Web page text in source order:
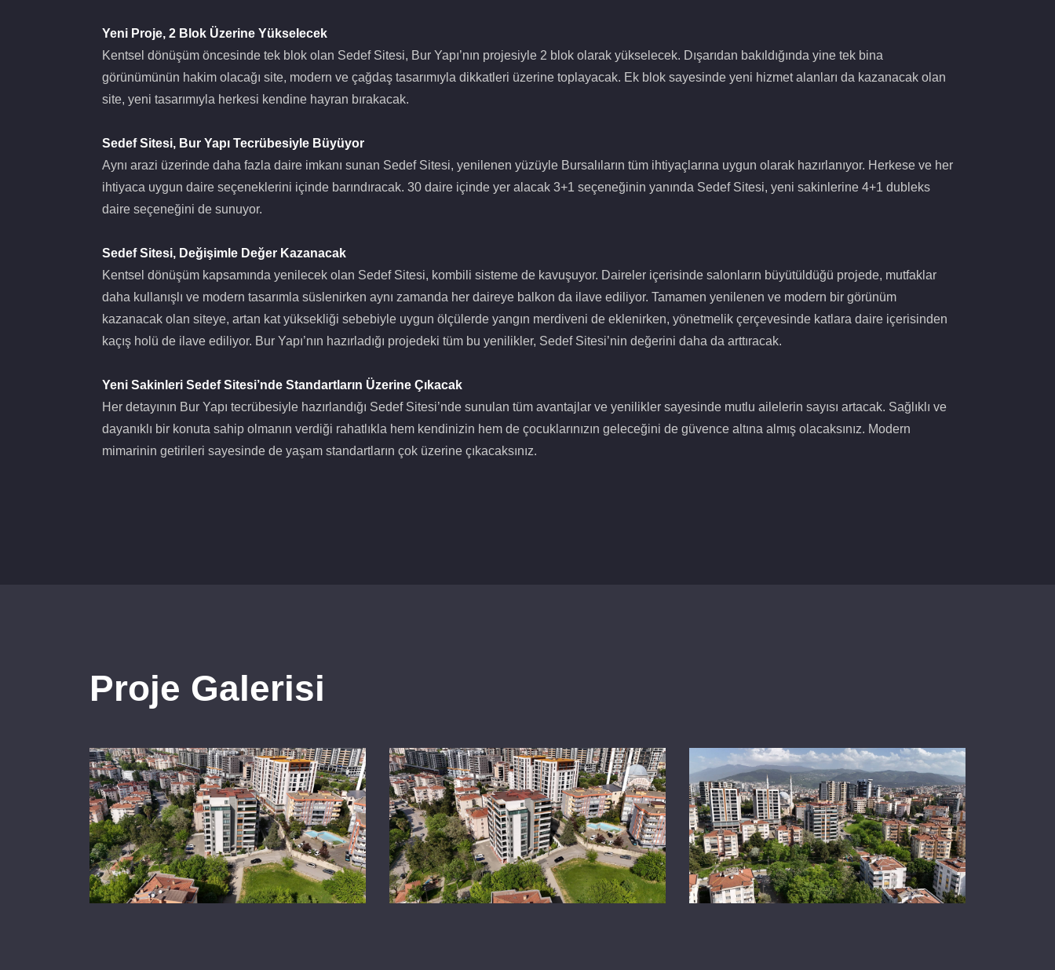
Yeni Proje, 2 Blok Üzerine Yükselecek
Kentsel dönüşüm öncesinde tek blok olan Sedef Sitesi, Bur Yapı’nın projesiyle 2 blok olarak yükselecek. Dışarıdan bakıldığında yine tek bina
görünümünün hakim olacağı site, modern ve çağdaş tasarımıyla dikkatleri üzerine toplayacak. Ek blok sayesinde yeni hizmet alanları da kazanacak olan
site, yeni tasarımıyla herkesi kendine hayran bırakacak.
Sedef Sitesi, Bur Yapı Tecrübesiyle Büyüyor
Aynı arazi üzerinde daha fazla daire imkanı sunan Sedef Sitesi, yenilenen yüzüyle Bursalıların tüm ihtiyaçlarına uygun olarak hazırlanıyor. Herkese ve her
ihtiyaca uygun daire seçeneklerini içinde barındıracak. 30 daire içinde yer alacak 3+1 seçeneğinin yanında Sedef Sitesi, yeni sakinlerine 4+1 dubleks
daire seçeneğini de sunuyor.
Sedef Sitesi, Değişimle Değer Kazanacak
Kentsel dönüşüm kapsamında yenilecek olan Sedef Sitesi, kombili sisteme de kavuşuyor. Daireler içerisinde salonların büyütüldüğü projede, mutfaklar
daha kullanışlı ve modern tasarımla süslenirken aynı zamanda her daireye balkon da ilave ediliyor. Tamamen yenilenen ve modern bir görünüm
kazanacak olan siteye, artan kat yüksekliği sebebiyle uygun ölçülerde yangın merdiveni de eklenirken, yönetmelik çerçevesinde katlara daire içerisinden
kaçış holü de ilave ediliyor. Bur Yapı’nın hazırladığı projedeki tüm bu yenilikler, Sedef Sitesi’nin değerini daha da arttıracak.
Yeni Sakinleri Sedef Sitesi’nde Standartların Üzerine Çıkacak
Her detayının Bur Yapı tecrübesiyle hazırlandığı Sedef Sitesi’nde sunulan tüm avantajlar ve yenilikler sayesinde mutlu ailelerin sayısı artacak. Sağlıklı ve
dayanıklı bir konuta sahip olmanın verdiği rahatlıkla hem kendinizin hem de çocuklarınızın geleceğini de güvence altına almış olacaksınız. Modern
mimarinin getirileri sayesinde de yaşam standartların çok üzerine çıkacaksınız.
Proje Galerisi